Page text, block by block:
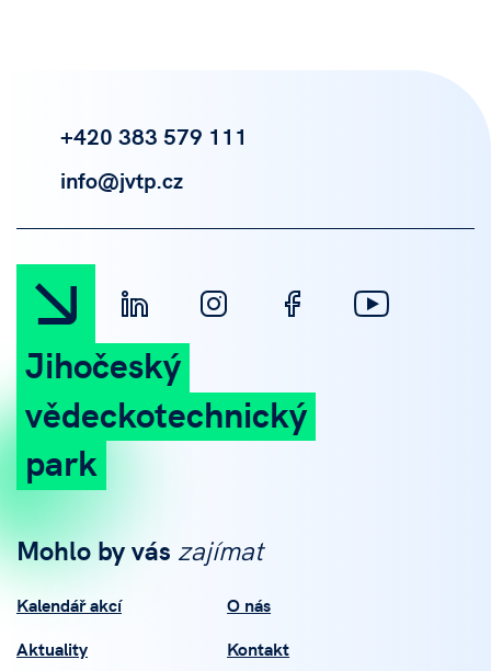
+420 383 579 111
info@jvtp.cz
Jihočeský
vědeckotechnický
park
Mohlo by vás zajímat
Kalendář akcí
Aktuality
O nás
Kontakt